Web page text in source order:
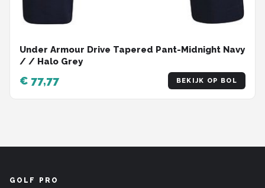
Under Armour Drive Tapered Pant-Midnight Navy
/ / Halo Grey
€ 77,77 BEKIJK OP BOL
GOLF PRO